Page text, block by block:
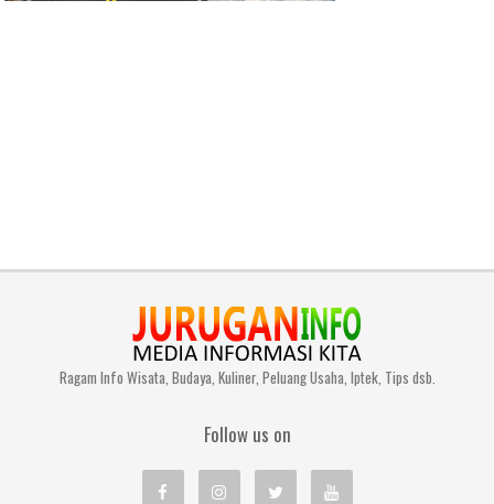
Ragam Info Wisata, Budaya, Kuliner, Peluang Usaha, Iptek, Tips dsb.
Follow us on